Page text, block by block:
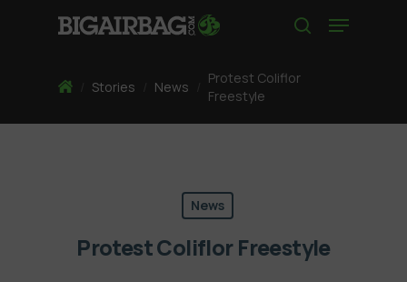
Menu
HomeStories News
Protest Coliflor
Freestyle
News
Protest Coliflor Freestyle